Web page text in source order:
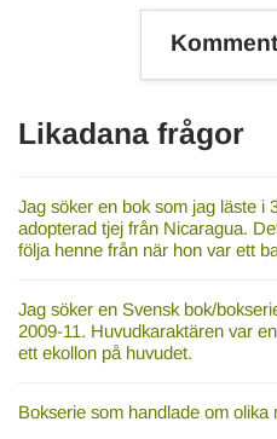
Likadana frågor
Jag söker en bok som jag läste i
adopterad tjej från Nicaragua.
följa henne från när hon var ett
Jag söker en Svensk bok/
2009-11. Huvudkaraktären var
ett ekollon på huvudet.
Bokserie som handlade om olika